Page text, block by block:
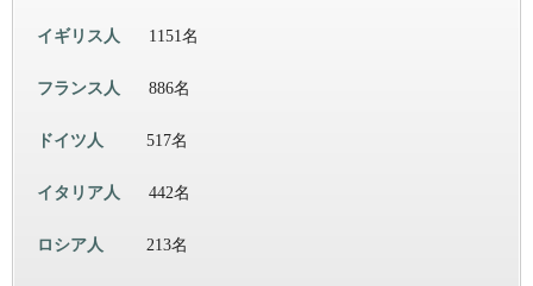
イギリス人 1151名
フランス人 886名
ドイツ人 517名
イタリア人 442名
ロシア人 213名